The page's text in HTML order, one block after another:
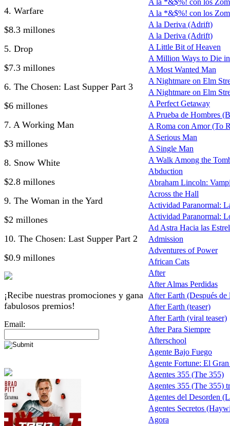
4. Warfare
$8.3 millones
5. Drop
$7.3 millones
6. The Chosen: Last Supper Part 3
$6 millones
7. A Working Man
$3 millones
8. Snow White
$2.8 millones
9. The Woman in the Yard
$2 millones
10. The Chosen: Last Supper Part 2
$0.9 millones
¡Recibe nuestras promociones y gana
fabulosos premios!
Email:
A la *&$%! con los
A la *&$%! con los
A la Deriva (Adrift)
A la Deriva (Adrift)
A Little Bit of Heaven
A Million Ways to Die
A Most Wanted Man
A Nightmare on Elm
A Nightmare on Elm
A Perfect Getaway
A Prueba de Hombres
A Roma con Amor (To
A Serious Man
A Single Man
A Walk Among the
Abduction
Abraham Lincoln:
Across the Hall
Actividad Paranormal:
Actividad Paranormal:
Ad Astra Hacia las
Admission
Adventures of Power
African Cats
After
After Almas Perdidas
After Earth (Después de
After Earth (teaser)
After Earth (viral teaser)
After Para Siempre
Afterschool
Agente Bajo Fuego
Agente Fortune: El
Agentes 355 (The 355)
Agentes 355 (The 355)
Agentes del Desorden
Agentes Secretos
Agora